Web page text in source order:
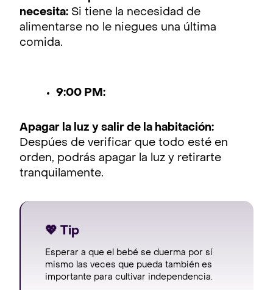
necesita: Si tiene la necesidad de
alimentarse no le niegues una última
comida.
9:00 PM:
Apagar la luz y salir de la habitación:
Despúes de verificar que todo esté en
orden, podrás apagar la luz y retirarte
tranquilamente.
💖 Tip
Esperar a que el bebé se duerma por sí
mismo las veces que pueda también es
importante para cultivar independencia.